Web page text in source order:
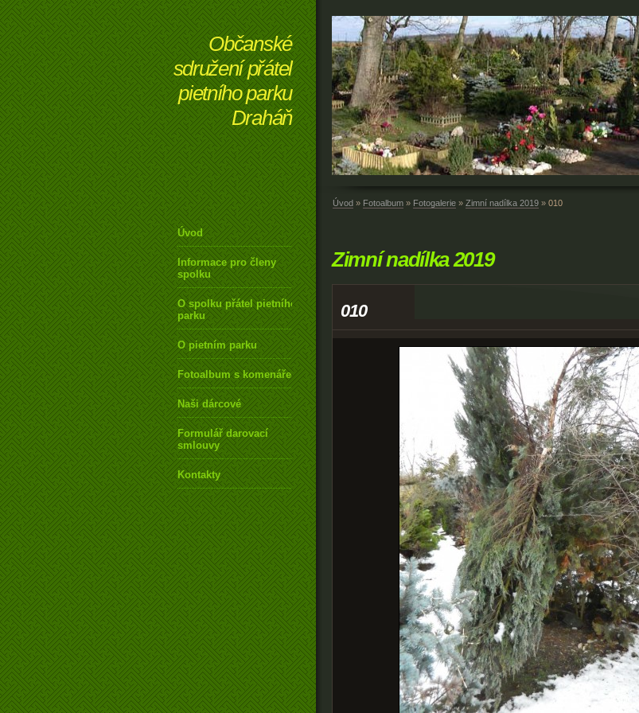
Občanské
sdružení přátel
pietního parku
Draháň
Úvod
Informace pro členy
spolku
O spolku přátel pietního
parku
O pietním parku
Fotoalbum s komenářem
Naši dárcové
Formulář darovací
smlouvy
Kontakty
Úvod » Fotoalbum » Fotogalerie » Zimní nadílka 2019 » 010
Zimní nadílka 2019
010